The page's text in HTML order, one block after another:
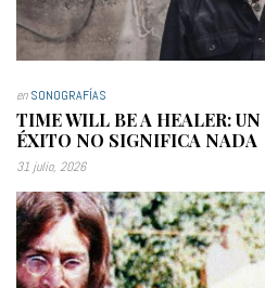
enSONOGRAFÍAS
TIME WILL BE A HEALER:
ÉXITO NO SIGNIFICA NADA
31 julio, 2026